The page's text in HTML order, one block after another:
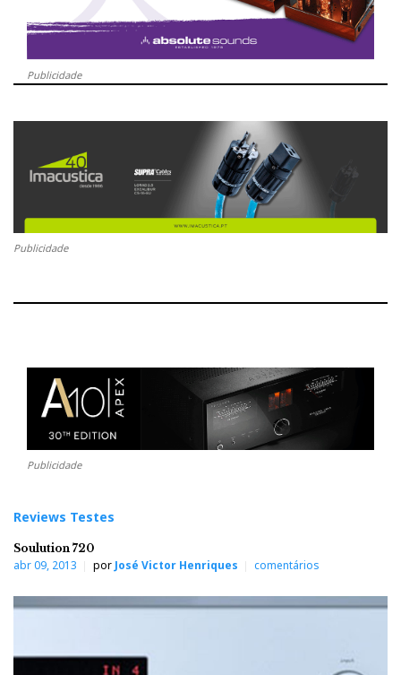
Publicidade
Publicidade
Publicidade
Reviews Testes
Soulution 720
abr 09, 2013 por José Victor Henriques comentários